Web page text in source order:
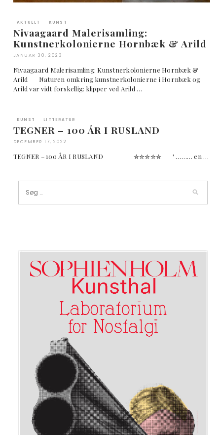
AKTUELT KUNST
Nivaagaard Malerisamling:
Kunstnerkolonierne Hornbæk & Arild
JANUAR 30, 2023
Nivaagaard Malerisamling: Kunstnerkolonierne Hornbæk &
Arild Naturen omkring kunstnerkolonierne i Hornbæk og
Arild var vidt forskellig: klipper ved Arild …
KUNST LITTERATUR
TEGNER – 100 ÅR I RUSLAND
DECEMBER 17, 2022
TEGNER – 100 ÅR I RUSLAND ✮✮✮✮✮ ' ……… en …